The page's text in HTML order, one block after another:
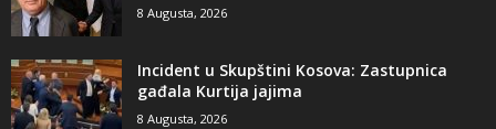
8 Augusta, 2026
Incident u Skupštini Kosova: Zastupnica
gađala Kurtija jajima
8 Augusta, 2026